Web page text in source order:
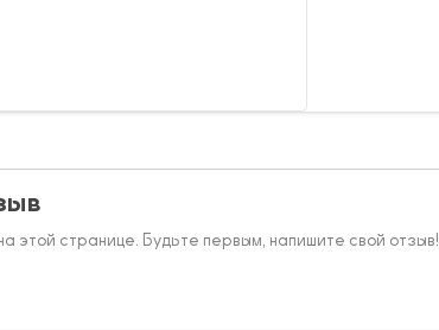
этой странице. Будьте первым, напишите свой отзыв!